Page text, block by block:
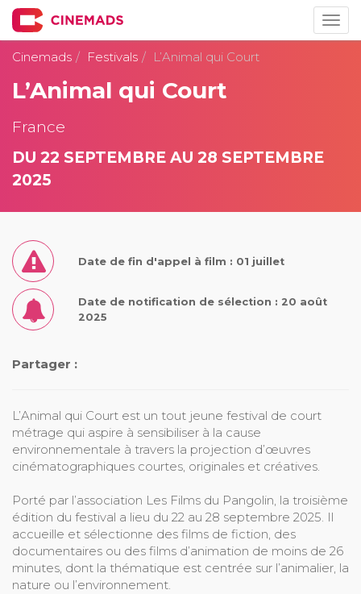
Cinemads
Festivals L’Animal qui Court
L’Animal qui Court
France
DU 22 SEPTEMBRE AU 28 SEPTEMBRE
2025
Date de fin d'appel à film : 01 juillet
Date de notification de sélection : 20 août
2025
Partager :
L’Animal qui Court est un tout jeune festival de court
métrage qui aspire à sensibiliser à la cause
environnementale à travers la projection d’œuvres
cinématographiques courtes, originales et créatives.
Porté par l’association Les Films du Pangolin, la troisième
édition du festival a lieu du 22 au 28 septembre 2025. Il
accueille et sélectionne des films de fiction, des
documentaires ou des films d’animation de moins de 26
minutes, dont la thématique est centrée sur l’animalier, la
nature ou l’environnement.